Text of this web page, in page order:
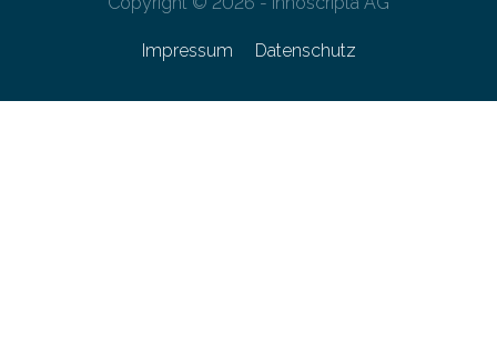
Impressum Datenschutz